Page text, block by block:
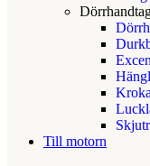
Till motorn